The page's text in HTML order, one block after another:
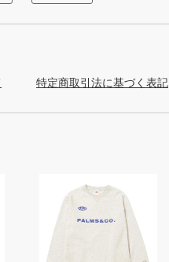
特定商取引法に基づく表記